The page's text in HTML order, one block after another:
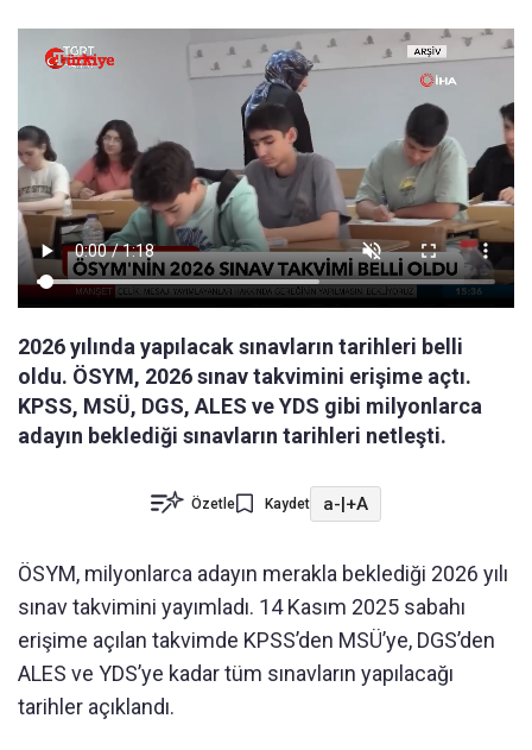
2026 yılında yapılacak sınavların tarihleri belli
oldu. ÖSYM, 2026 sınav takvimini erişime açtı.
KPSS, MSÜ, DGS, ALES ve YDS gibi milyonlarca
adayın beklediği sınavların tarihleri netleşti.
Özetle Kaydet a-|+A
ÖSYM, milyonlarca adayın merakla beklediği 2026 yılı
sınav takvimini yayımladı. 14 Kasım 2025 sabahı
erişime açılan takvimde KPSS’den MSÜ’ye, DGS’den
ALES ve YDS’ye kadar tüm sınavların yapılacağı
tarihler açıklandı.